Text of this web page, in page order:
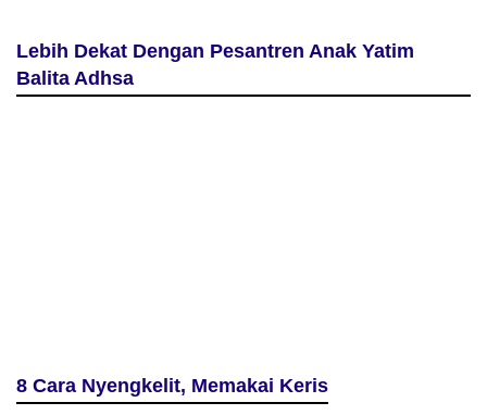
Lebih Dekat Dengan Pesantren Anak Yatim
Balita Adhsa
8 Cara Nyengkelit, Memakai Keris